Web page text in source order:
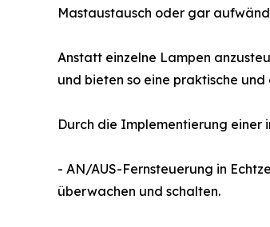
Mastaustausch oder gar
Anstatt einzelne Lampen
und bieten so eine praktische
Durch die Implementierung
- AN/AUS-Fernsteuerung in
überwachen und schalten.